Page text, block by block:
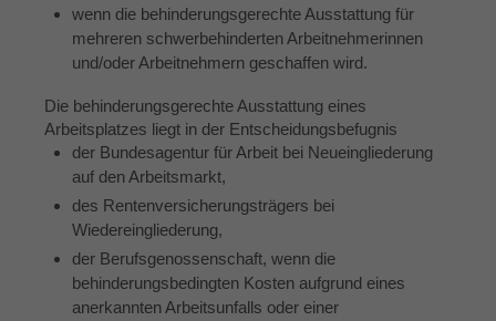
wenn die behinderungsgerechte Ausstattung für
mehreren schwerbehinderten Arbeitnehmerinnen
und/oder Arbeitnehmern geschaffen wird.
Die behinderungsgerechte Ausstattung eines
Arbeitsplatzes liegt in der Entscheidungsbefugnis
der Bundesagentur für Arbeit bei Neueingliederung
auf den Arbeitsmarkt,
des Rentenversicherungsträgers bei
Wiedereingliederung,
der Berufsgenossenschaft, wenn die
behinderungsbedingten Kosten aufgrund eines
anerkannten Arbeitsunfalls oder einer